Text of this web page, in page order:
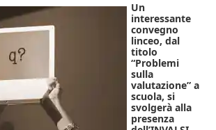
Un
interessante
convegno
linceo, dal
titolo
“Problemi
sulla
valutazione” a
scuola, si
svolgerà alla
presenza